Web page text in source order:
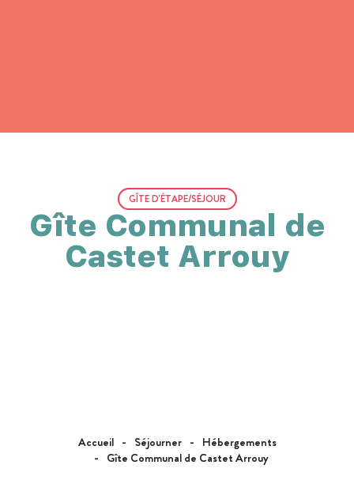
Accueil Séjourner
Hébergements
Gîte Communal de Castet Arrouy
Gîte Communal de
Castet Arrouy
GÎTE D'ÉTAPE/SÉJOUR